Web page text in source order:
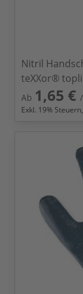
Nitril
teXXor®
Ab 1,65 €
Exkl. 19%